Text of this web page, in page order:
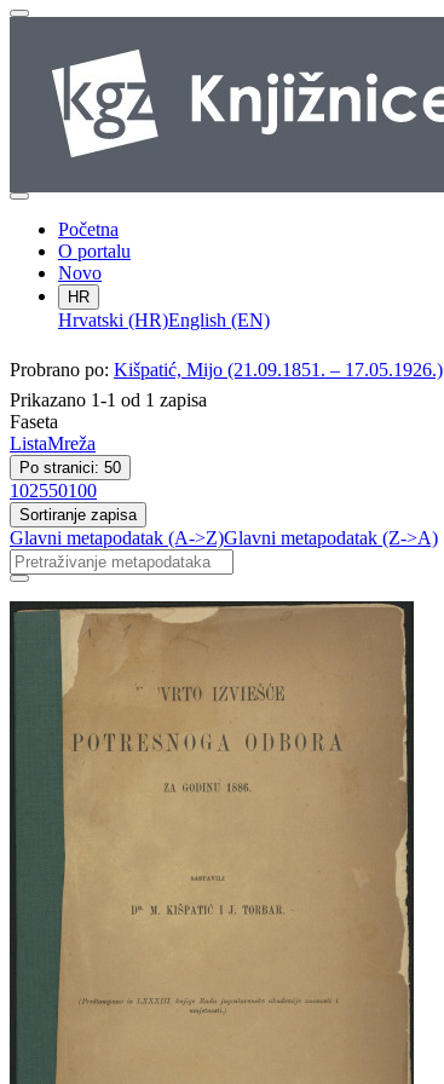
Početna
O portalu
Novo
HR
Hrvatski (HR)English (EN)
Probrano po: Kišpatić, Mijo (21.09.1851. – 17.05.1926.)
Prikazano 1-1 od 1 zapisa
Faseta
ListaMreža
Po stranici: 50
102550100
Sortiranje zapisa
Glavni metapodatak (A->Z)Glavni metapodatak (Z->A)